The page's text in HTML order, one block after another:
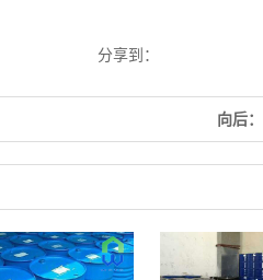
分享到：
向后：